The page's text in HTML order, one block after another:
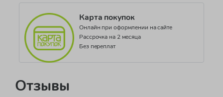
Карта покупок
Онлайн при оформлении на сайте
Рассрочка на 2 месяца
Без переплат
Отзывы